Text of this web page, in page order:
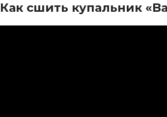
Как сшить купальник